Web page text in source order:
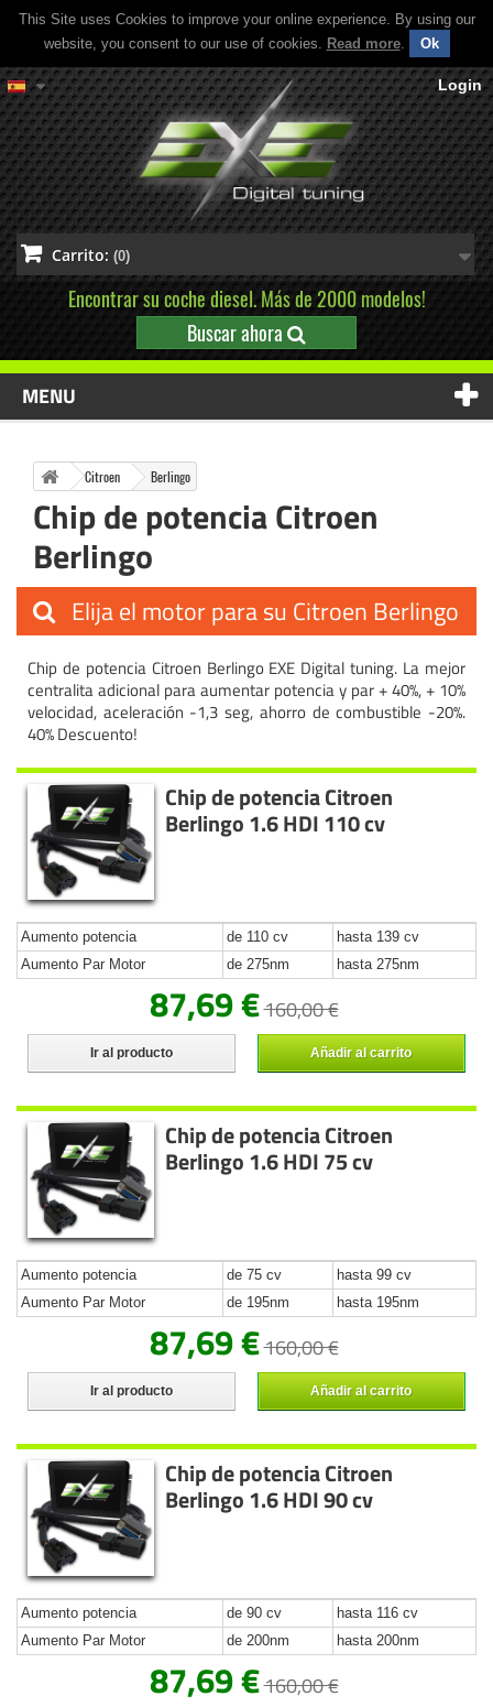
This Site uses Cookies to improve your online experience. By using our
website, you consent to our use of cookies. Read more. Ok
Login
Carrito: (0)
Encontrar su coche diesel. Más de 2000 modelos!
Buscar ahora
MENU
Citroen Berlingo
Chip de potencia Citroen
Berlingo
Elija el motor para su Citroen Berlingo
Chip de potencia Citroen Berlingo EXE Digital tuning. La mejor
centralita adicional para aumentar potencia y par + 40%, + 10%
velocidad, aceleración -1,3 seg, ahorro de combustible -20%.
40% Descuento!
Chip de potencia Citroen
Berlingo 1.6 HDI 110 cv
Aumento potencia de 110 cv
hasta 139 cv
Aumento Par Motor
de 275nm hasta 275nm
87,69 €160,00 €
Ir al producto Añadir al carrito
Chip de potencia Citroen
Berlingo 1.6 HDI 75 cv
Aumento potencia de 75 cv
hasta 99 cv
Aumento Par Motor
de 195nm hasta 195nm
87,69 €160,00 €
Ir al producto Añadir al carrito
Chip de potencia Citroen
Berlingo 1.6 HDI 90 cv
Aumento potencia de 90 cv
hasta 116 cv
Aumento Par Motor
de 200nm hasta 200nm
87,69 €160,00 €